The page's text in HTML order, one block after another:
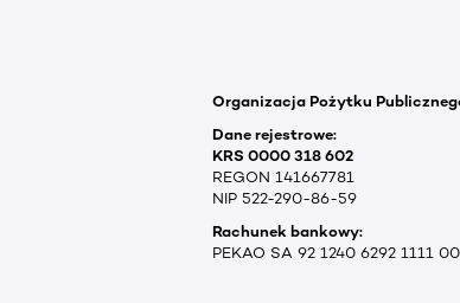
Organizacja Pożytku
Dane rejestrowe:
KRS 0000 318 602
REGON 141667781
NIP 522-290-86-59
Rachunek bankowy:
PEKAO SA 92 1240 6292 1111